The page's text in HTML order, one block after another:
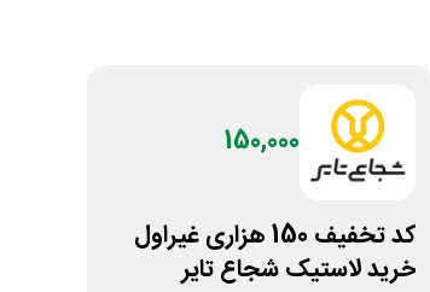
150,000
کد تخفیف 150 هزاری غیراول
خرید لاستیک شجاع تایر